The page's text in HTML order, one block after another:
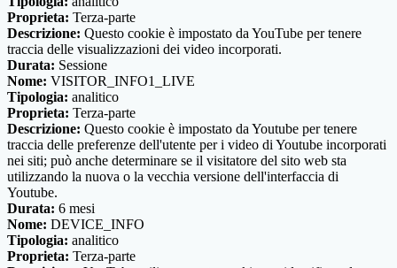
Proprieta: Terza-parte
Descrizione: Questo cookie è impostato da YouTube per tenere
traccia delle visualizzazioni dei video incorporati.
Durata: Sessione
Nome: VISITOR_INFO1_LIVE
Tipologia: analitico
Proprieta: Terza-parte
Descrizione: Questo cookie è impostato da Youtube per tenere
traccia delle preferenze dell'utente per i video di Youtube incorporati
nei siti; può anche determinare se il visitatore del sito web sta
utilizzando la nuova o la vecchia versione dell'interfaccia di
Youtube.
Durata: 6 mesi
Nome: DEVICE_INFO
Tipologia: analitico
Proprieta: Terza-parte